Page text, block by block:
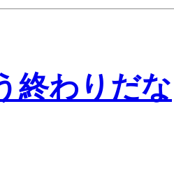
終わりだな